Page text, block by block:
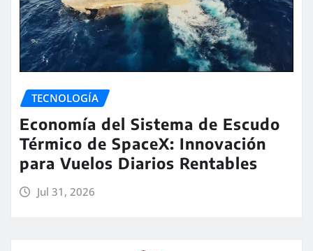
TECNOLOGÍA
Economía del Sistema de Escudo
Térmico de SpaceX: Innovación
para Vuelos Diarios Rentables
Jul 31, 2026